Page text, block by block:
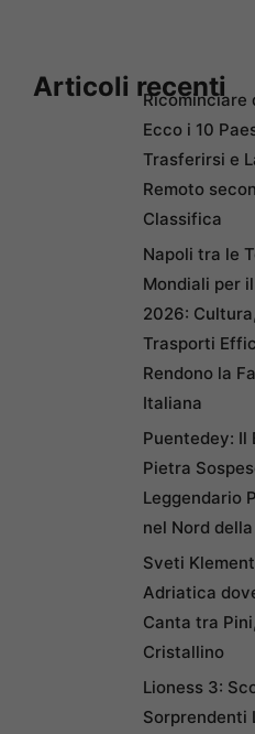
Articoli recenti
Ricominciare
Ecco i 10
Trasferirsi e
Remoto
Classifica
Napoli tra le
Mondiali per
2026:
Trasporti
Rendono la
Italiana
Puentedey: Il
Pietra
Leggendario
nel Nord
Sveti
Adriatica
Canta tra
Cristallino
Lioness 3:
Sorprendenti